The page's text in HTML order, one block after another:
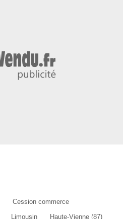
Cession commerce
Limousin
Haute-Vienne (87)